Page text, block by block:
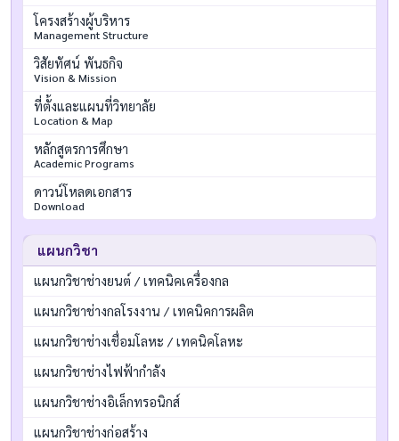
โครงสร้างผู้บริหาร
Management Structure
วิสัยทัศน์ พันธกิจ
Vision & Mission
ที่ตั้งและแผนที่วิทยาลัย
Location & Map
หลักสูตรการศึกษา
Academic Programs
ดาวน์โหลดเอกสาร
Download
แผนกวิชา
แผนกวิชาช่างยนต์ / เทคนิคเครื่องกล
แผนกวิชาช่างกลโรงงาน / เทคนิคการผลิต
แผนกวิชาช่างเชื่อมโลหะ / เทคนิคโลหะ
แผนกวิชาช่างไฟฟ้ากำลัง
แผนกวิชาช่างอิเล็กทรอนิกส์
แผนกวิชาช่างก่อสร้าง